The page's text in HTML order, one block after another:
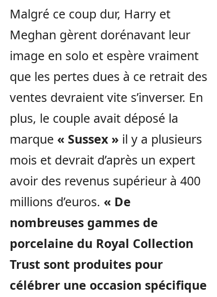
Malgré ce coup dur, Harry et
Meghan gèrent dorénavant leur
image en solo et espère vraiment
que les pertes dues à ce retrait des
ventes devraient vite s’inverser. En
plus, le couple avait déposé la
marque « Sussex » il y a plusieurs
mois et devrait d’après un expert
avoir des revenus supérieur à 400
millions d’euros. « De
nombreuses gammes de
porcelaine du Royal Collection
Trust sont produites pour
célébrer une occasion spécifique